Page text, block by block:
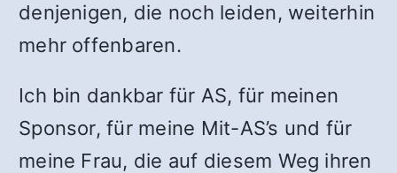
denjenigen, die noch leiden, weiterhin
mehr offenbaren.
Ich bin dankbar für AS, für meinen
Sponsor, für meine Mit-AS’s und für
meine Frau, die auf diesem Weg ihren